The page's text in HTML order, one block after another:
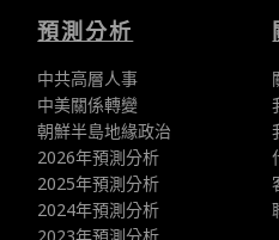
預測分析
中共高層人事
中美關係轉變
朝鮮半島地緣政治
2026年預測分析
2025年預測分析
2024年預測分析
2023年預測分析